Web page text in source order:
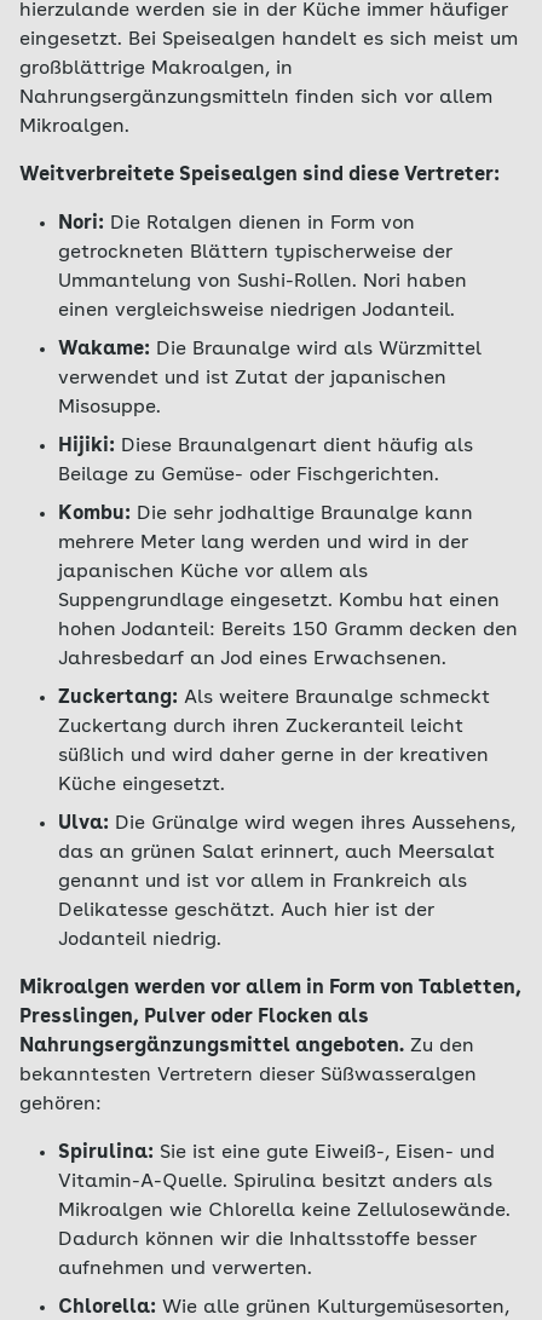
hierzulande werden sie in der Küche immer häufiger
eingesetzt. Bei Speisealgen handelt es sich meist um
großblättrige Makroalgen, in
Nahrungsergänzungsmitteln finden sich vor allem
Mikroalgen.
Weitverbreitete Speisealgen sind diese Vertreter:
Nori: Die Rotalgen dienen in Form von
getrockneten Blättern typischerweise der
Ummantelung von Sushi-Rollen. Nori haben
einen vergleichsweise niedrigen Jodanteil.
Wakame: Die Braunalge wird als Würzmittel
verwendet und ist Zutat der japanischen
Misosuppe.
Hijiki: Diese Braunalgenart dient häufig als
Beilage zu Gemüse- oder Fischgerichten.
Kombu: Die sehr jodhaltige Braunalge kann
mehrere Meter lang werden und wird in der
japanischen Küche vor allem als
Suppengrundlage eingesetzt. Kombu hat einen
hohen Jodanteil: Bereits 150 Gramm decken den
Jahresbedarf an Jod eines Erwachsenen.
Zuckertang: Als weitere Braunalge schmeckt
Zuckertang durch ihren Zuckeranteil leicht
süßlich und wird daher gerne in der kreativen
Küche eingesetzt.
Ulva: Die Grünalge wird wegen ihres Aussehens,
das an grünen Salat erinnert, auch Meersalat
genannt und ist vor allem in Frankreich als
Delikatesse geschätzt. Auch hier ist der
Jodanteil niedrig.
Mikroalgen werden vor allem in Form von Tabletten,
Presslingen, Pulver oder Flocken als
Nahrungsergänzungsmittel angeboten. Zu den
bekanntesten Vertretern dieser Süßwasseralgen
gehören:
Spirulina: Sie ist eine gute Eiweiß-, Eisen- und
Vitamin-A-Quelle. Spirulina besitzt anders als
Mikroalgen wie Chlorella keine Zellulosewände.
Dadurch können wir die Inhaltsstoffe besser
aufnehmen und verwerten.
Chlorella: Wie alle grünen Kulturgemüsesorten,